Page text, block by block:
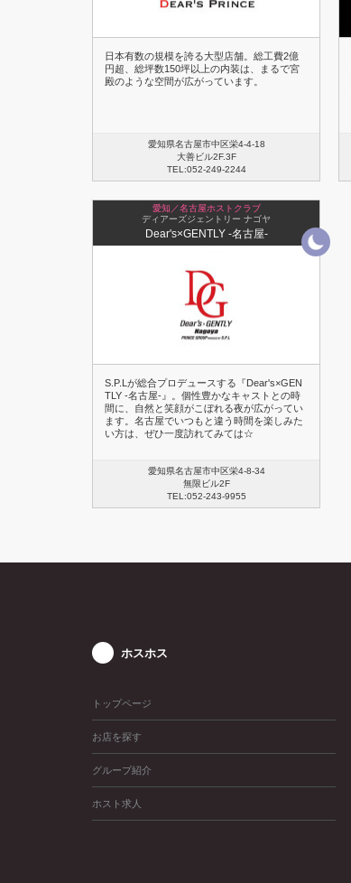
日本有数の規模を誇る大型店舗。総工費2億
円超、総坪数150坪以上の内装は、まるで宮
殿のような空間が広がっています。
愛知県名古屋市中区栄4-4-18
大善ビル2F.3F
TEL:052-249-2244
愛知／名古屋ホストクラブ
ディアーズジェントリー ナゴヤ
Dear's×GENTLY -名古屋-
S.P.Lが総合プロデュースする『Dear's×GEN
TLY -名古屋-』。個性豊かなキャストとの時
間に、自然と笑顔がこぼれる夜が広がってい
ます。名古屋でいつもと違う時間を楽しみた
い方は、ぜひ一度訪れてみては☆
愛知県名古屋市中区栄4-8-34
無限ビル2F
TEL:052-243-9955
ホスホス
トップページ
お店を探す
グループ紹介
ホスト求人